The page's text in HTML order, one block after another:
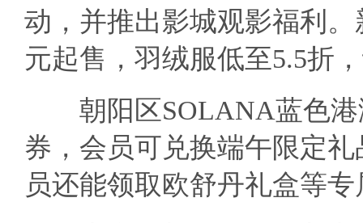
动，并推出影城观影福利
元起售，羽绒服低至5.5折
朝阳区SOLANA蓝色港
券，会员可兑换端午限定
员还能领取欧舒丹礼盒等